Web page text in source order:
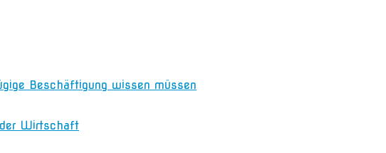
Beschäftigung wissen müssen
Wirtschaft